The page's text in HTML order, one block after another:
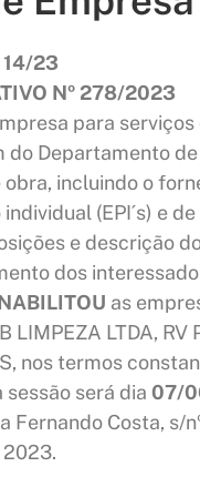
14/23
Nº 278/2023
para
do Departamento
incluindo o
(EPI´s) e
e descrição
dos
as
LIMPEZA LTDA, RV
nos termos
sessão será dia07/
Fernando Costa, s/